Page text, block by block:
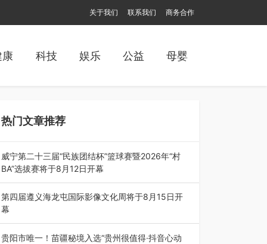
关于我们 联系我们 商务合作
科技 娱乐 公益 母婴
热门文章推荐
威宁第二十三届“民族团结杯”篮球赛暨2026年“村
BA”选拔赛将于8月12日开幕
8月7日，威宁彝族回族苗族自治县第二十三届“民
族团结杯”篮球赛暨2026年“村B…
第四届遵义海龙屯国际影像文化周将于8月15日开
幕
8月7日，第四届遵义海龙屯国际影像文化周媒体
通气会在世界文化遗产地海龙屯核心景区…
贵阳市唯一！苗疆秘境入选“贵州很值得·抖音心动